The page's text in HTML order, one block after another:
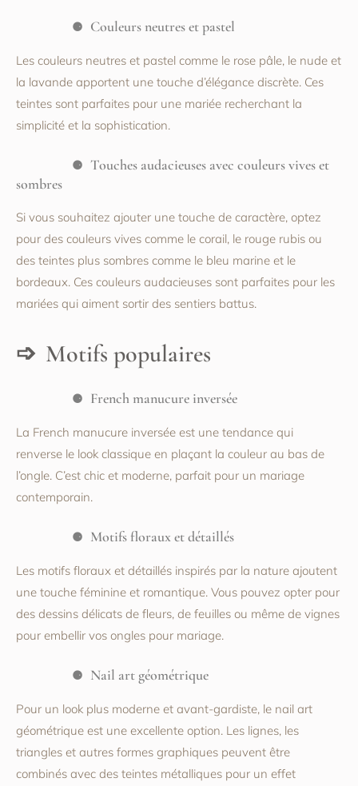
Couleurs neutres et pastel
Les couleurs neutres et pastel comme le rose pâle, le nude et
la lavande apportent une touche d’élégance discrète. Ces
teintes sont parfaites pour une mariée recherchant la
simplicité et la sophistication.
Touches audacieuses avec couleurs vives et
sombres
Si vous souhaitez ajouter une touche de caractère, optez
pour des couleurs vives comme le corail, le rouge rubis ou
des teintes plus sombres comme le bleu marine et le
bordeaux. Ces couleurs audacieuses sont parfaites pour les
mariées qui aiment sortir des sentiers battus.
Motifs populaires
French manucure inversée
La French manucure inversée est une tendance qui
renverse le look classique en plaçant la couleur au bas de
l’ongle. C’est chic et moderne, parfait pour un mariage
contemporain.
Motifs floraux et détaillés
Les motifs floraux et détaillés inspirés par la nature ajoutent
une touche féminine et romantique. Vous pouvez opter pour
des dessins délicats de fleurs, de feuilles ou même de vignes
pour embellir vos ongles pour mariage.
Nail art géométrique
Pour un look plus moderne et avant-gardiste, le nail art
géométrique est une excellente option. Les lignes, les
triangles et autres formes graphiques peuvent être
combinés avec des teintes métalliques pour un effet